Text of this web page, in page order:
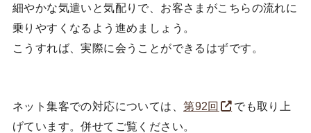
細やかな気遣いと気配りで、お客さまがこちらの流れに
乗りやすくなるよう進めましょう。
こうすれば、実際に会うことができるはずです。
ネット集客での対応については、第92回
でも取り上
げています。併せてご覧ください。